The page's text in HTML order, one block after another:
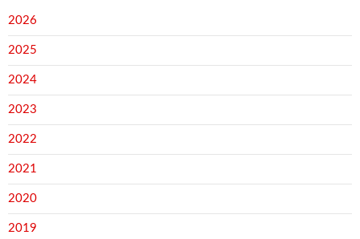
2026
2025
2024
2023
2022
2021
2020
2019